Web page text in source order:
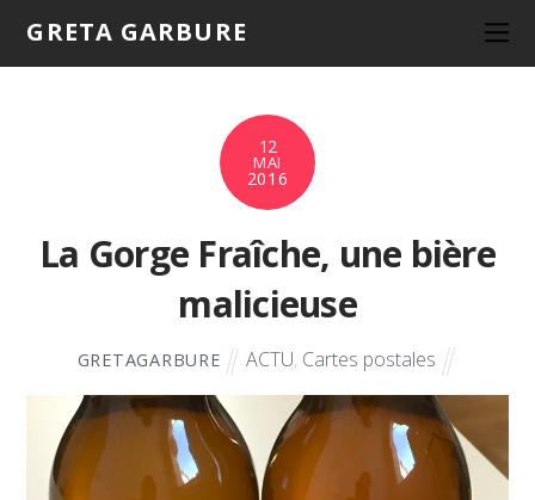
GRETA GARBURE
12
MAI
2016
La Gorge Fraîche, une bière
malicieuse
GRETAGARBURE ACTU, Cartes postales